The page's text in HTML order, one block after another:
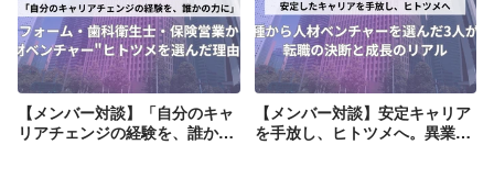
【メンバー対談】「自分のキャ
リアチェンジの経験を、誰かの
【メンバー対談】安定キャリア
を手放し、ヒトツメへ。異業種